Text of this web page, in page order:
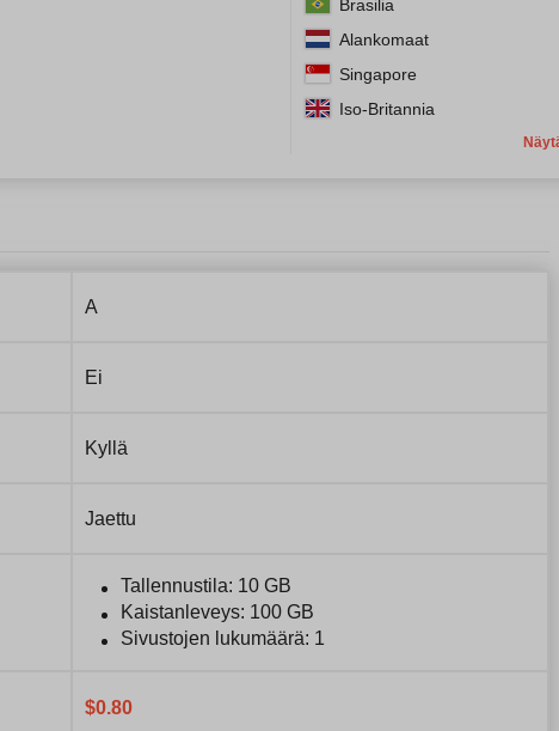
Brasilia
Alankomaat
Singapore
Iso-Britannia
A
Ei
Kyllä
Jaettu
Tallennustila: 10 GB
Kaistanleveys: 100 GB
Sivustojen lukumäärä: 1
$0.80